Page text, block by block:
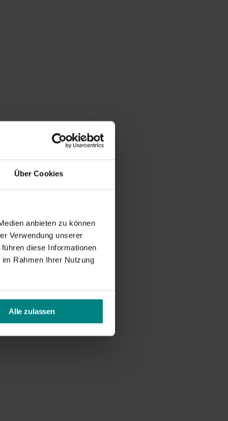
Über Cookies
anbieten zu können
Verwendung unserer
diese Informationen
Rahmen Ihrer Nutzung
Alle zulassen